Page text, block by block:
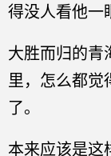
得没人看他一
大胜而归的青
里，怎么都觉
了。
本来应该是这